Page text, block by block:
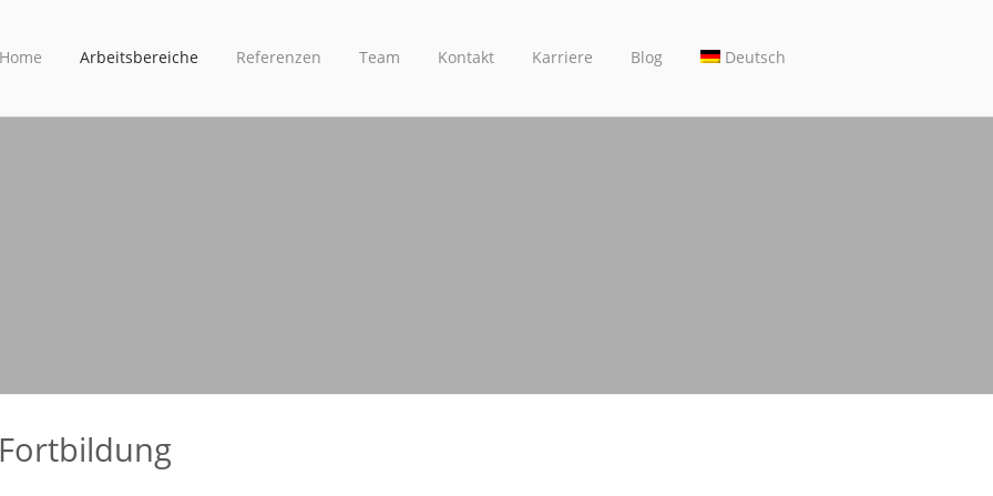
Home Arbeitsbereiche Referenzen Team Kontakt Karriere Blog Deutsch